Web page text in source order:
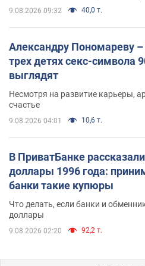
9.08.2026 09:32 40,0 т.
Александру Пономареву –
трех детях секс-символа
выглядят
Несмотря на развитие карьеры,
счастье
9.08.2026 04:01 10,6 т.
В ПриватБанке
доллары 1996 года:
банки такие купюры
Что делать, если банки и
доллары
9.08.2026 02:20 92,2 т.